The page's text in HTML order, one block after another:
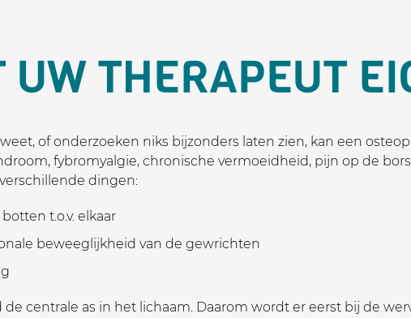
UW THERAPEUT
of onderzoeken niks bijzonders laten zien, kan een
fybromyalgie, chronische vermoeidheid, pijn op de
dingen:
t.o.v. elkaar
beweeglijkheid van de gewrichten
de centrale as in het lichaam. Daarom wordt er eerst bij de